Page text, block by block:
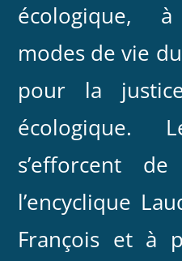
écologique,
modes de vie
pour la
écologique.
s’efforcent
l’encyclique
François et à